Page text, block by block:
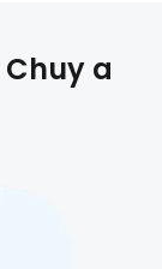
Chuya